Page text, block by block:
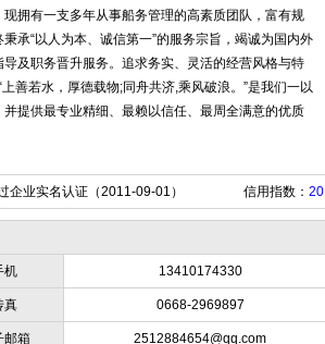
拥有一支多年从事船务管理的高素质团队，富有规
“以人为本、诚信第一”的服务宗旨，竭诚为国内外
及职务晋升服务。追求务实、灵活的经营风格与特
善若水，厚德载物;同舟共济,乘风破浪。”是我们一以
提供最专业精细、最赖以信任、最周全满意的优质
企业实名认证（2011-09-01） 信用指数： 20
机 13410174330
真 0668-2969897
邮箱 2512884654@qq.com